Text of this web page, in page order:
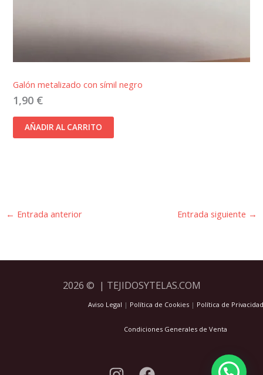
Galón metalizado con símil negro
1,90 €
AÑADIR AL CARRITO
← Entrada anterior Entrada siguiente →
2026 © | TEJIDOSYTELAS.COM
Aviso Legal | Política de Cookies| Política de Privacidad
Condiciones Generales de Venta